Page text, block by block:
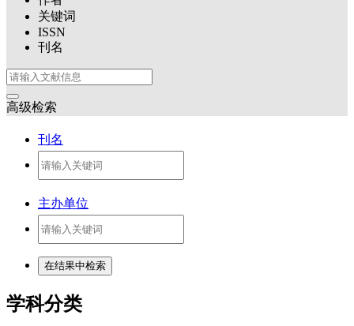
关键词
ISSN
刊名
高级检索
刊名
主办单位
学科分类